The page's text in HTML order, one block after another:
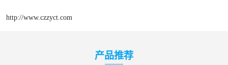
http://www.czzyct.com
产品推荐